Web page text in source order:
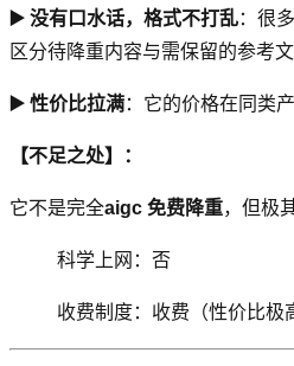
▶️ 没有口水话，格式不打乱：很多
区分待降重内容与需保留的参考
▶️ 性价比拉满：它的价格在同类
【不足之处】：
它不是完全aigc 免费降重，但极
科学上网：否
收费制度：收费（性价比极